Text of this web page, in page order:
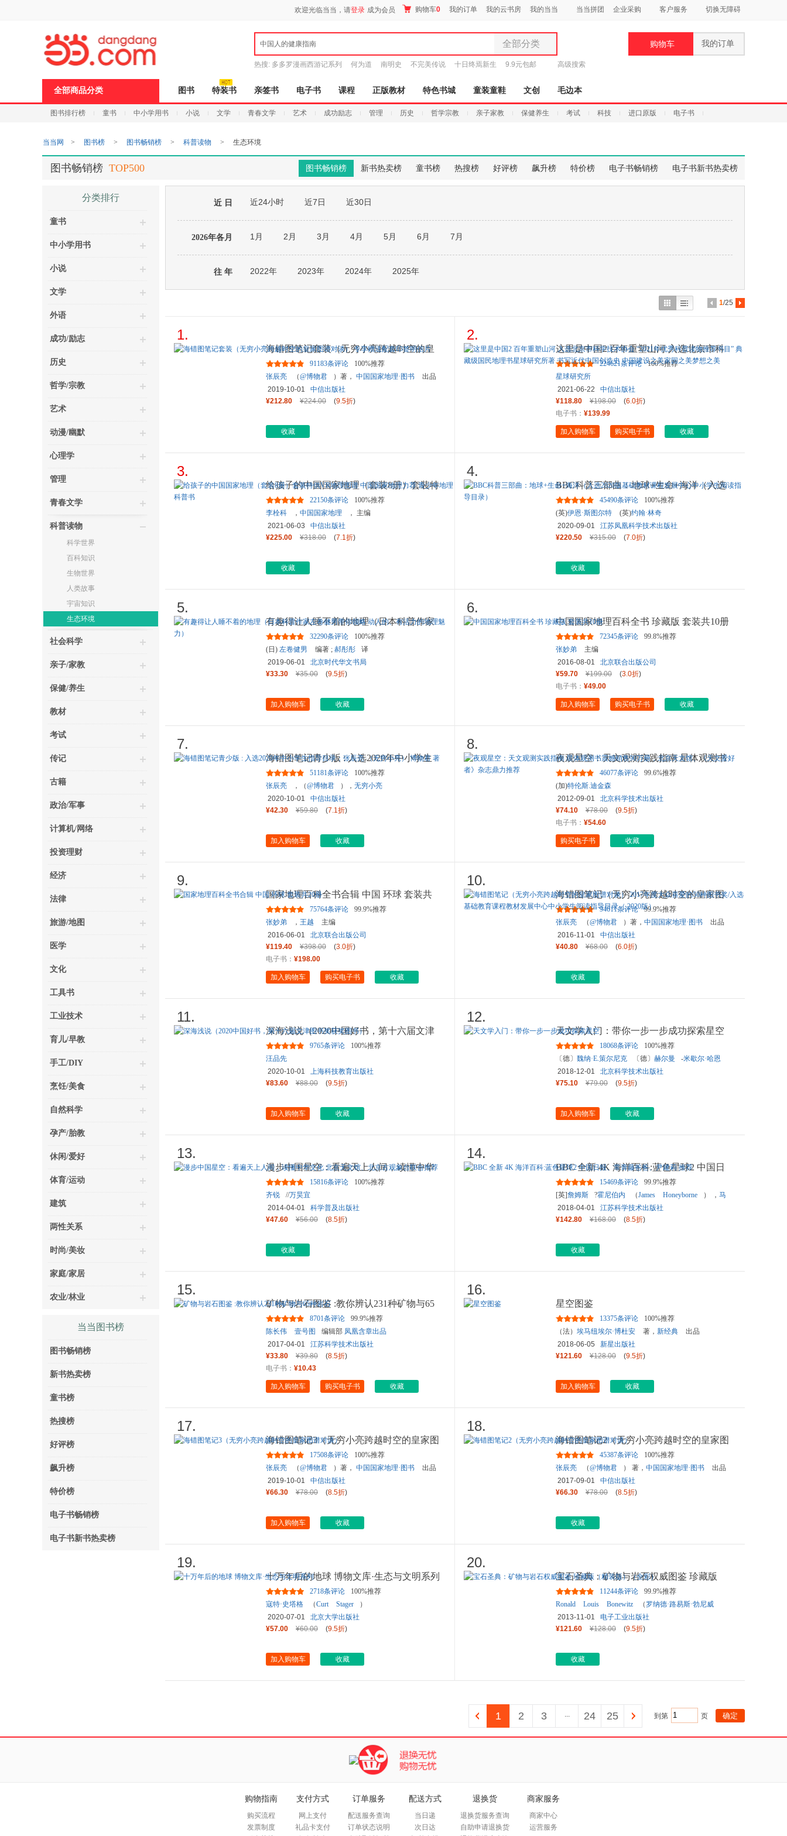
欢迎光临当当，请登录 成为会员 购物车0 我的订单 我的云书房 我的当当 当当拼团 企业采购 客户服务 切换无障碍
中国人的健康指南 全部分类
全部分类
图书
电子书
音像
玩具
孕婴服饰
数码影音
热搜: 多多罗漫画西游记系列 何为道 南明史 不完美传说 十日终焉新生 9.9元包邮 高级搜索
购物车 我的订单
全部商品分类 图书 特装书 亲签书 电子书 课程 正版教材 特色书城 童装童鞋 文创 毛边本
图书排行榜 童书 中小学用书 小说 文学 青春文学 艺术 成功励志 管理 历史 哲学宗教 亲子家教 保健养生 考试 科技 进口原版 电子书
页
当当网 > 图书榜 > 图书畅销榜 > 科普读物 > 生态环境
图书畅销榜 新书热卖榜 童书榜 热搜榜 好评榜 飙升榜 特价榜 电子书畅销榜 电子书新书热卖榜
图书畅销榜 TOP500
分类排行
童书
中小学用书
小说
文学
外语
成功/励志
历史
哲学/宗教
艺术
动漫/幽默
心理学
管理
青春文学
科普读物
科学世界
百科知识
生物世界
人类故事
宇宙知识
生态环境
社会科学
亲子/家教
保健/养生
教材
考试
传记
古籍
政治/军事
计算机/网络
投资理财
经济
法律
旅游/地图
医学
文化
工具书
工业技术
育儿/早教
手工/DIY
烹饪/美食
自然科学
孕产/胎教
休闲/爱好
体育/运动
建筑
两性关系
时尚/美妆
家庭/家居
农业/林业
当当图书榜
图书畅销榜
新书热卖榜
童书榜
热搜榜
好评榜
飙升榜
特价榜
电子书畅销榜
电子书新书热卖榜
近 日 近24小时 近7日 近30日
2026年各月 1月 2月 3月 4月 5月 6月 7月
往 年 2022年 2023年 2024年 2025年
1/25
1.
海错图笔记套装（无穷小亮跨越时空的皇
家图谱对谈） 专享赠送配套...
91183条评论
100%推荐
张辰亮
（@博物君 ）著， 中国国家地理·图书
出品
2019-10-01
中信出版社
¥212.80
¥224.00 (9.5折)
收藏
2.
这里是中国2 百年重塑山河 入选北京市科
学技术协会 “2021年优秀...
224621条评论
100%推荐
星球研究所
2021-06-22
中信出版社
¥118.80
¥198.00 (6.0折)
电子书： ¥139.99
加入购物车 购买电子书 收藏
3.
给孩子的中国国家地理（套装8册）套装特
供VR地理图谱 中国国家地...
22150条评论
100%推荐
李栓科
， 中国国家地理
， 主编
2021-06-03
中信出版社
¥225.00
¥318.00 (7.1折)
收藏
4.
BBC科普三部曲：地球+生命+海洋（入选
2020版基础教材课程发展中心
45490条评论
100%推荐
(英)伊恩·斯图尔特 (英)约翰·林奇
2020-09-01
江苏凤凰科学技术出版社
¥220.50
¥315.00 (7.0折)
收藏
5.
有趣得让人睡不着的地理（日本科普作家
左卷健男带你领略 动人的、...
32290条评论
100%推荐
(日) 左卷健男 编著 ; 郝彤彤
译
2019-06-01
北京时代华文书局
¥33.30
¥35.00 (9.5折)
加入购物车 收藏
6.
中国国家地理百科全书 珍藏版 套装共10册
72345条评论
99.8%推荐
张妙弟
主编
2016-08-01
北京联合出版公司
¥59.70
¥199.00 (3.0折)
电子书： ¥49.00
加入购物车 购买电子书 收藏
7.
海错图笔记青少版 : 入选2020年中小学生
指导目录；张辰亮 （无穷...
51181条评论
100%推荐
张辰亮
，（@博物君 ）， 无穷小亮
2020-10-01
中信出版社
¥42.30
¥59.80 (7.1折)
加入购物车 收藏
8.
夜观星空：天文观测实践指南 星体观测书
震撼销售90万册，北京天文...
46077条评论
99.6%推荐
(加)特伦斯.迪金森
2012-09-01
北京科学技术出版社
¥74.10
¥78.00 (9.5折)
电子书： ¥54.60
购买电子书 收藏
9.
国家地理百科全书合辑 中国 环球 套装共
20册
75764条评论
99.9%推荐
张妙弟
， 王越
主编
2016-06-01
北京联合出版公司
¥119.40
¥398.00 (3.0折)
电子书： ¥198.00
加入购物车 购买电子书 收藏
10.
海错图笔记（无穷小亮跨越时空的皇家图
谱对谈） 2017年度大众喜爱...
94611条评论
99.9%推荐
张辰亮
（@博物君 ）著， 中国国家地理·图书
出品
2016-11-01
中信出版社
¥40.80
¥68.00 (6.0折)
收藏
11.
深海浅说（2020中国好书，第十六届文津
图书奖获奖图书）
9765条评论
100%推荐
汪品先
2020-10-01
上海科技教育出版社
¥83.60
¥88.00 (9.5折)
加入购物车 收藏
12.
天文学入门：带你一步一步成功探索星空
18068条评论
100%推荐
〔德〕 魏纳·E.策尔尼克 〔德〕 赫尔曼 -米歇尔·哈恩
2018-12-01
北京科学技术出版社
¥75.10
¥79.00 (9.5折)
加入购物车 收藏
13.
漫步中国星空：看遍天上人间，读懂中华
文化 北京天文馆、北京古...
15816条评论
100%推荐
齐锐
//万昊宜
2014-04-01
科学普及出版社
¥47.60
¥56.00 (8.5折)
收藏
14.
BBC 全新 4K 海洋百科:蓝色星球2 中国日
报、常青藤爸爸、尹建莉...
15469条评论
99.9%推荐
[英]詹姆斯 ?霍尼伯内 （James Honeyborne ） ， 马
克
?布朗罗
2018-04-01
江苏科学技术出版社
¥142.80
¥168.00 (8.5折)
收藏
15.
矿物与岩石图鉴 :教你辨认231种矿物与65
种岩石
8701条评论
99.9%推荐
陈长伟
壹号图 编辑部 凤凰含章出品
2017-04-01
江苏科学技术出版社
¥33.80
¥39.80 (8.5折)
电子书： ¥10.43
加入购物车 购买电子书 收藏
16.
星空图鉴
13375条评论
100%推荐
（法） 埃马纽埃尔·博杜安 著， 新经典
出品
2018-06-05
新星出版社
¥121.60
¥128.00 (9.5折)
加入购物车 收藏
17.
海错图笔记3（无穷小亮跨越时空的皇家图
谱对谈）
17508条评论
100%推荐
张辰亮
（@博物君 ）著， 中国国家地理·图书
出品
2019-10-01
中信出版社
¥66.30
¥78.00 (8.5折)
加入购物车 收藏
18.
海错图笔记2（无穷小亮跨越时空的皇家图
谱对谈）
45387条评论
100%推荐
张辰亮
（@博物君 ） 著， 中国国家地理·图书
出品
2017-09-01
中信出版社
¥66.30
¥78.00 (8.5折)
收藏
19.
十万年后的地球 博物文库·生态与文明系列
2718条评论
100%推荐
寇特·史塔格
（Curt Stager
）
2020-07-01
北京大学出版社
¥57.00
¥60.00 (9.5折)
加入购物车 收藏
20.
宝石圣典：矿物与岩石权威图鉴 珍藏版
（精装版）（全彩）
11244条评论
99.9%推荐
Ronald
Louis Bonewitz （ 罗纳德·路易斯·勃尼威
兹
）
2013-11-01
电子工业出版社
¥121.60
¥128.00 (9.5折)
收藏
1 2 3 ... 24 25 到第 页
购物指南
购买流程
发票制度
支付方式
网上支付
礼品卡支付
订单服务
配送服务查询
订单状态说明
配送方式
当日递
次日达
退换货
退换货服务查询
自助申请退换货
商家服务
商家中心
运营服务